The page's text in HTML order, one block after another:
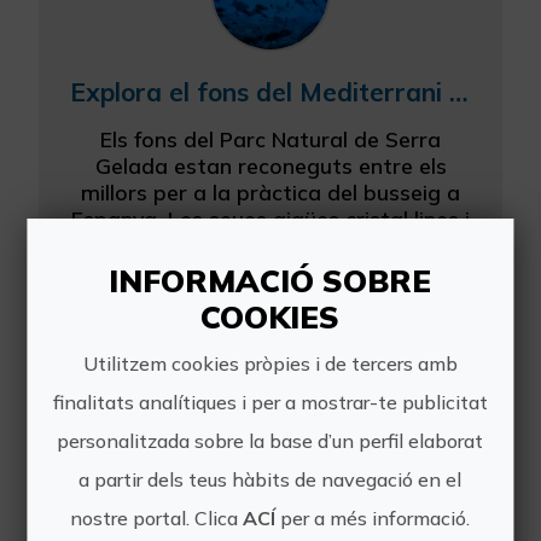
Explora el fons del Mediterrani en el Parc Natural de Serra Gelada
Els fons del Parc Natural de Serra
Gelada estan reconeguts entre els
millors per a la pràctica del busseig a
Espanya. Les seues aigües cristal·lines i
màxims exponent...
Descobreix el busseig a La Vila Joiosa
INFORMACIÓ SOBRE
COOKIES
Utilitzem cookies pròpies i de tercers amb
finalitats analítiques i per a mostrar-te publicitat
personalitzada sobre la base d’un perfil elaborat
a partir dels teus hàbits de navegació en el
nostre portal. ClicaACÍ per a més informació.